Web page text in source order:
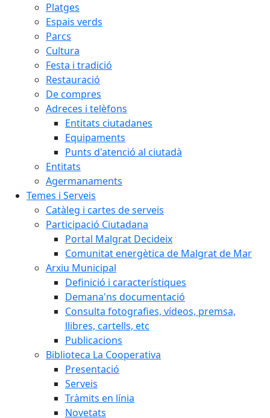
Platges
Espais verds
Parcs
Cultura
Festa i tradició
Restauració
De compres
Adreces i telèfons
Entitats ciutadanes
Equipaments
Punts d'atenció al ciutadà
Entitats
Agermanaments
Temes i Serveis
Catàleg i cartes de serveis
Participació Ciutadana
Portal Malgrat Decideix
Comunitat energètica de Malgrat de Mar
Arxiu Municipal
Definició i característiques
Demana'ns documentació
Consulta fotografies, vídeos, premsa,
llibres, cartells, etc
Publicacions
Biblioteca La Cooperativa
Presentació
Serveis
Tràmits en línia
Novetats